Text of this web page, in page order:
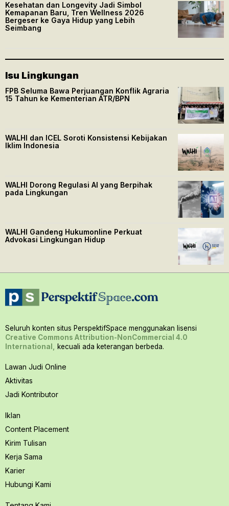
Kesehatan dan Longevity Jadi Simbol
Kemapanan Baru, Tren Wellness 2026
Bergeser ke Gaya Hidup yang Lebih
Seimbang
Isu Lingkungan
FPB Seluma Bawa Perjuangan Konflik Agraria
15 Tahun ke Kementerian ATR/BPN
WALHI dan ICEL Soroti Konsistensi Kebijakan
Iklim Indonesia
WALHI Dorong Regulasi AI yang Berpihak
pada Lingkungan
WALHI Gandeng Hukumonline Perkuat
Advokasi Lingkungan Hidup
Seluruh konten situs PerspektifSpace menggunakan lisensi
Creative Commons Attribution-NonCommercial 4.0
International, kecuali ada keterangan berbeda.
Lawan Judi Online
Aktivitas
Jadi Kontributor
Iklan
Content Placement
Kirim Tulisan
Kerja Sama
Karier
Hubungi Kami